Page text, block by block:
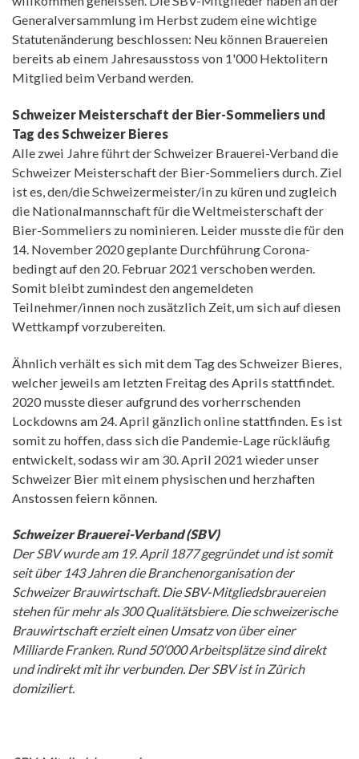
Generalversammlung im Herbst zudem eine wichtige
Statutenänderung beschlossen: Neu können Brauereien
bereits ab einem Jahresausstoss von 1'000 Hektolitern
Mitglied beim Verband werden.
Schweizer Meisterschaft der Bier-Sommeliers und
Tag des Schweizer Bieres
Alle zwei Jahre führt der Schweizer Brauerei-Verband die
Schweizer Meisterschaft der Bier-Sommeliers durch. Ziel
ist es, den/die Schweizermeister/in zu küren und zugleich
die Nationalmannschaft für die Weltmeisterschaft der
Bier-Sommeliers zu nominieren. Leider musste die für den
14. November 2020 geplante Durchführung Corona-
bedingt auf den 20. Februar 2021 verschoben werden.
Somit bleibt zumindest den angemeldeten
Teilnehmer/innen noch zusätzlich Zeit, um sich auf diesen
Wettkampf vorzubereiten.
Ähnlich verhält es sich mit dem Tag des Schweizer Bieres,
welcher jeweils am letzten Freitag des Aprils stattfindet.
2020 musste dieser aufgrund des vorherrschenden
Lockdowns am 24. April gänzlich online stattfinden. Es ist
somit zu hoffen, dass sich die Pandemie-Lage rückläufig
entwickelt, sodass wir am 30. April 2021 wieder unser
Schweizer Bier mit einem physischen und herzhaften
Anstossen feiern können.
Schweizer Brauerei-Verband (SBV)
Der SBV wurde am 19. April 1877 gegründet und ist somit
seit über 143 Jahren die Branchenorganisation der
Schweizer Brauwirtschaft. Die SBV-Mitgliedsbrauereien
stehen für mehr als 300 Qualitätsbiere. Die schweizerische
Brauwirtschaft erzielt einen Umsatz von über einer
Milliarde Franken. Rund 50‘000 Arbeitsplätze sind direkt
und indirekt mit ihr verbunden. Der SBV ist in Zürich
domiziliert.